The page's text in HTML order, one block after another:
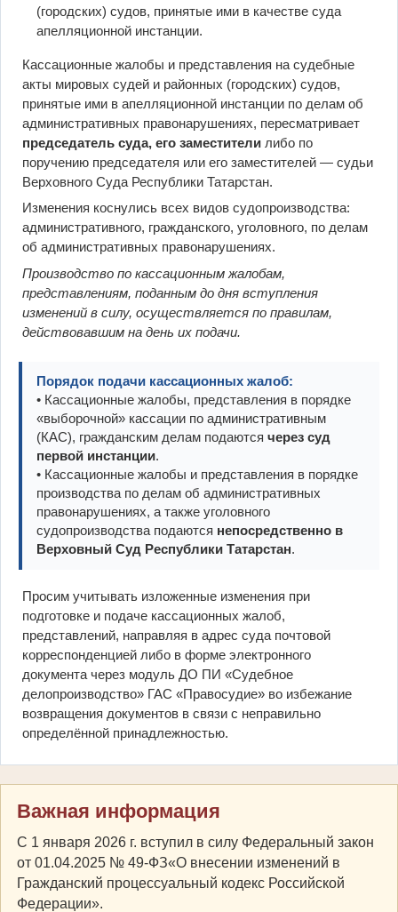
(городских) судов, принятые ими в качестве суда
апелляционной инстанции.
Кассационные жалобы и представления на судебные
акты мировых судей и районных (городских) судов,
принятые ими в апелляционной инстанции по делам об
административных правонарушениях, пересматривает
председатель суда, его заместителилибо по
поручению председателя или его заместителей — судьи
Верховного Суда Республики Татарстан.
Изменения коснулись всех видов судопроизводства:
административного, гражданского, уголовного, по делам
об административных правонарушениях.
Производство по кассационным жалобам,
представлениям, поданным до дня вступления
изменений в силу, осуществляется по правилам,
действовавшим на день их подачи.
Порядок подачи кассационных жалоб:
• Кассационные жалобы, представления в порядке
«выборочной» кассации по административным
(КАС), гражданским делам подаются через суд
первой инстанции.
• Кассационные жалобы и представления в порядке
производства по делам об административных
правонарушениях, а также уголовного
судопроизводства подаются непосредственно в
Верховный Суд Республики Татарстан.
Просим учитывать изложенные изменения при
подготовке и подаче кассационных жалоб,
представлений, направляя в адрес суда почтовой
корреспонденцией либо в форме электронного
документа через модуль ДО ПИ «Судебное
делопроизводство» ГАС «Правосудие» во избежание
возвращения документов в связи с неправильно
определённой принадлежностью.
Важная информация
С 1 января 2026 г. вступил в силу Федеральный закон
от 01.04.2025 № 49-ФЗ«О внесении изменений в
Гражданский процессуальный кодекс Российской
Федерации».